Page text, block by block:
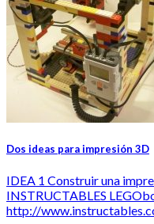
Dos ideas para impresión 3D
IDEA 1 Construir una
INSTRUCTABLES
http://